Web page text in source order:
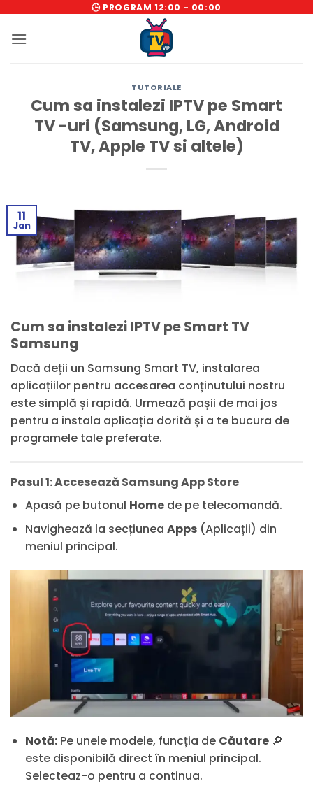
content
🕒 PROGRAM 12:00 - 00:00
TUTORIALE
Cum sa instalezi IPTV pe Smart
TV -uri (Samsung, LG, Android
TV, Apple TV si altele)
11
Jan
Cum sa instalezi IPTV pe Smart TV
Samsung
Dacă deții un Samsung Smart TV, instalarea
aplicațiilor pentru accesarea conținutului nostru
este simplă și rapidă. Urmează pașii de mai jos
pentru a instala aplicația dorită și a te bucura de
programele tale preferate.
Pasul 1: Accesează Samsung App Store
Apasă pe butonul Homede pe telecomandă.
Navighează la secțiunea Apps(Aplicații) din
meniul principal.
Notă:Pe unele modele, funcția de Căutare🔎
este disponibilă direct în meniul principal.
Selecteaz-o pentru a continua.